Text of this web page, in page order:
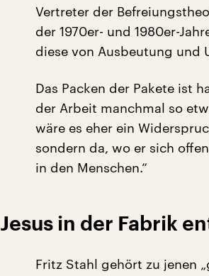
Vertreter der
der 1970er- und 1980er-
diese von Ausbeutung und
Das Packen der Pakete ist
der Arbeit manchmal so
wäre es eher ein
sondern da, wo er sich
in den Menschen.“
Jesus in der Fabrik
Fritz Stahl gehört zu jenen